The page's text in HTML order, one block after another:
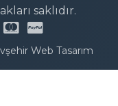
saklıdır.
Web Tasarım